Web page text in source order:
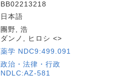
BB02213218
日本語
團野, 浩
ダンノ, ヒロシ <>
薬学 NDC9:499.091
政治・法律・行政
NDLC:AZ-581